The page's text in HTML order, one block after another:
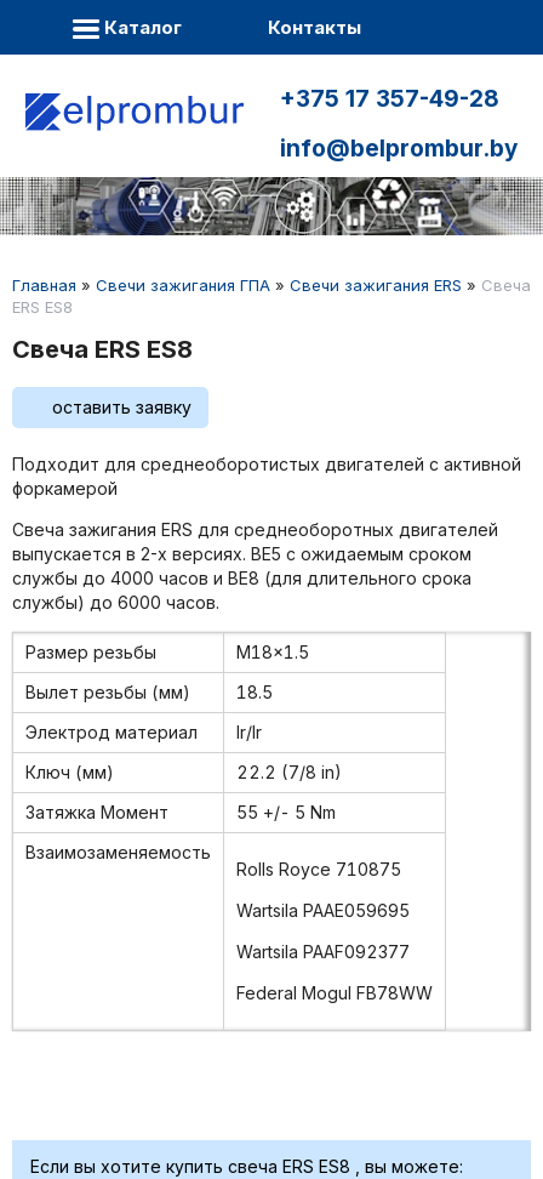
Каталог Контакты
+375 17 357-49-28
info@belprombur.by
Главная » Свечи зажигания ГПА » Свечи зажигания ERS » Свеча
ERS ES8
Свеча ERS ES8
оставить заявку
Подходит для среднеоборотистых двигателей с активной
форкамерой
Свеча зажигания ERS для среднеоборотных двигателей
выпускается в 2-х версиях. ВЕ5 с ожидаемым сроком
службы до 4000 часов и ВЕ8 (для длительного срока
службы) до 6000 часов.
Размер резьбы
M18x1.5
Вылет резьбы (мм)
18.5
Электрод материал
lr/lr
Ключ (мм)
22.2 (7/8 in)
Затяжка Момент
55 +/- 5 Nm
Взаимозаменяемость
Rolls Royce 710875
Wartsila PAAE059695
Wartsila PAAF092377
Federal Mogul FB78WW
Если вы хотите купить свеча ERS ES8 , вы можете: